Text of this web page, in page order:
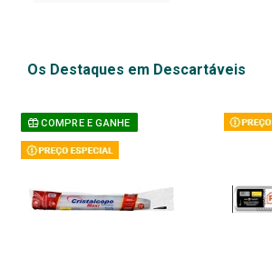
Os Destaques em Descartáveis
COMPRE E GANHE